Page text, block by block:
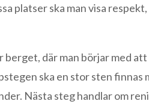
platser ska man visa
där man börjar med
ska en stor sten finnas
Nästa steg handlar om